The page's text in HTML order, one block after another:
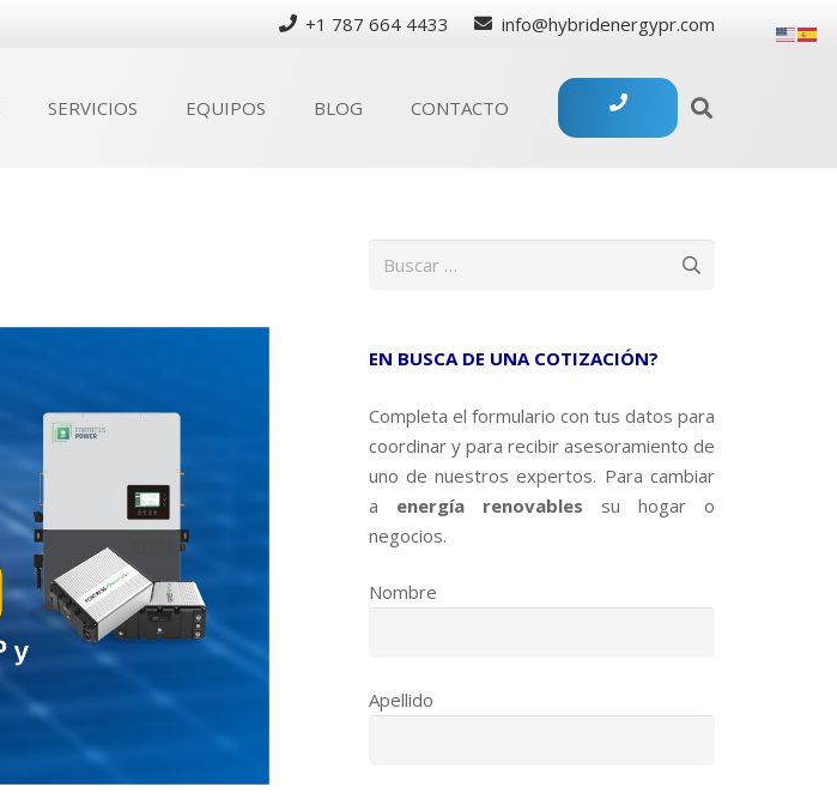
+1 787 664 4433 info@hybridenergypr.com
SERVICIOS EQUIPOS BLOG CONTACTO
EN BUSCA DE UNA COTIZACIÓN?
Completa el formulario con tus datos para
coordinar y para recibir asesoramiento de
uno de nuestros expertos. Para cambiar
a energía renovables su hogar o
negocios.
Nombre
Apellido